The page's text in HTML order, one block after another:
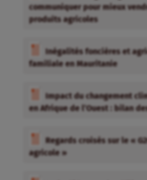
communiquer pour mieux
produits agricoles
Inégalités foncières et
familiale en Mauritanie
Impact du changement
en Afrique de l’Ouest : bilan
Regards croisés sur le «
agricole »